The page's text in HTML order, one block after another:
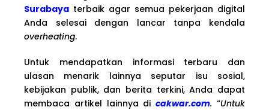
Surabaya terbaik agar semua pekerjaan digital
Anda selesai dengan lancar tanpa kendala
overheating.
Untuk mendapatkan informasi terbaru dan
ulasan menarik lainnya seputar isu sosial,
kebijakan publik, dan berita terkini, Anda dapat
membaca artikel lainnya dicakwar.com.“Untuk